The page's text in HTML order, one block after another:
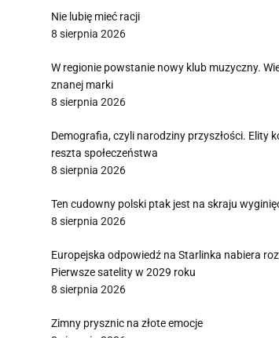
Nie lubię mieć racji
8 sierpnia 2026
W regionie powstanie nowy klub muzyczny.
znanej marki
8 sierpnia 2026
Demografia, czyli narodziny przyszłości. Elity
reszta społeczeństwa
8 sierpnia 2026
Ten cudowny polski ptak jest na skraju
8 sierpnia 2026
Europejska odpowiedź na Starlinka nabiera
Pierwsze satelity w 2029 roku
8 sierpnia 2026
Zimny prysznic na złote emocje